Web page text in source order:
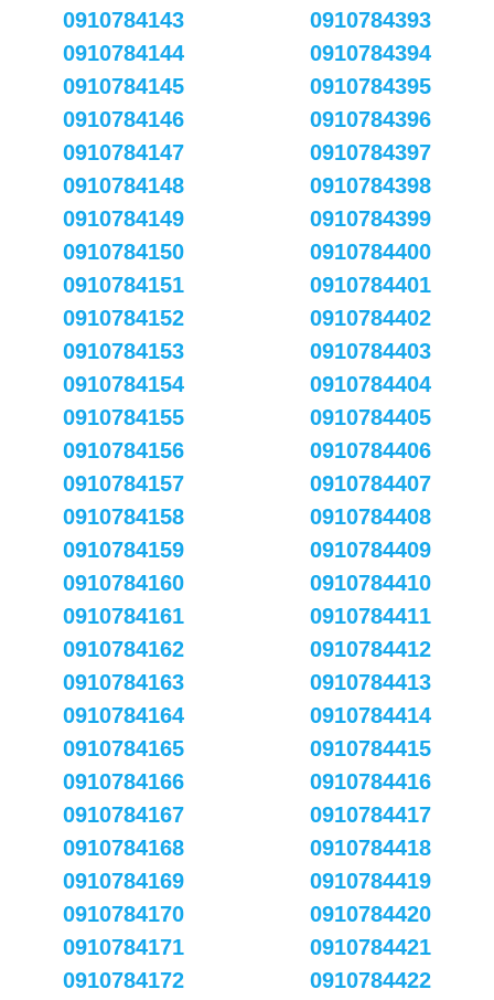
0910784143
0910784144
0910784145
0910784146
0910784147
0910784148
0910784149
0910784150
0910784151
0910784152
0910784153
0910784154
0910784155
0910784156
0910784157
0910784158
0910784159
0910784160
0910784161
0910784162
0910784163
0910784164
0910784165
0910784166
0910784167
0910784168
0910784169
0910784170
0910784171
0910784172
0910784393
0910784394
0910784395
0910784396
0910784397
0910784398
0910784399
0910784400
0910784401
0910784402
0910784403
0910784404
0910784405
0910784406
0910784407
0910784408
0910784409
0910784410
0910784411
0910784412
0910784413
0910784414
0910784415
0910784416
0910784417
0910784418
0910784419
0910784420
0910784421
0910784422